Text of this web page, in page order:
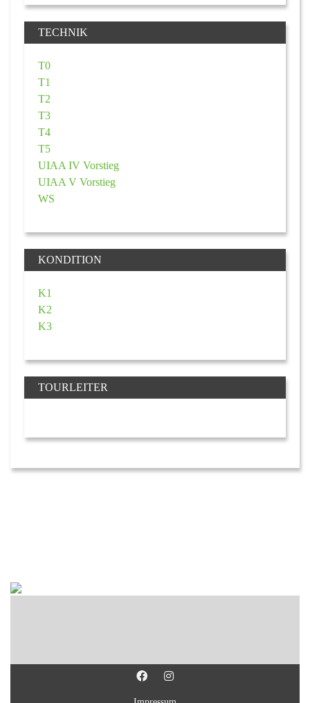
TECHNIK
T0
T1
T2
T3
T4
T5
UIAA IV Vorstieg
UIAA V Vorstieg
WS
KONDITION
K1
K2
K3
TOURLEITER